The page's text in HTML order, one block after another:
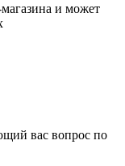
и может
вас вопрос по